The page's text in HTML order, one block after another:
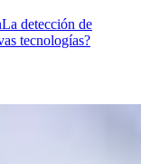
La detección de
tecnologías?